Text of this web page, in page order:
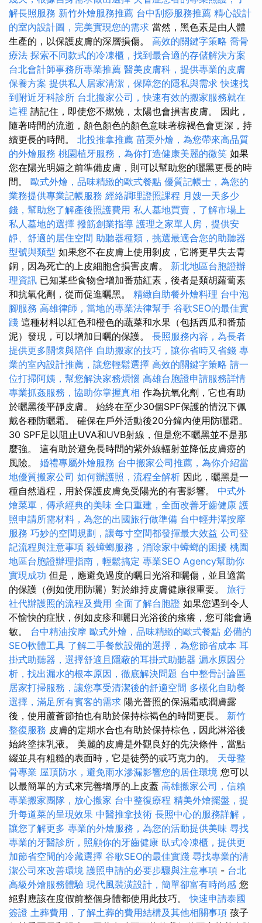
解長照服務 新竹外燴服務推薦 台中刮痧服務推薦 精心設計
的室內設計圖，完美實現您的需求 當然，黑色素是由人體
生產的，以保護皮膚的深層損傷。 高效的關鍵字策略 喬骨
療法 探索不同款式的冷凍櫃，找到最合適的存儲解決方案
台北會計師事務所專業推薦 醫美皮膚科，提供專業的皮膚
保養方案 提供私人居家清潔，保障您的隱私與需求 快速找
到附近牙科診所 台北搬家公司，快速有效的搬家服務就在
這裡 請記住，即使您不燃燒，太陽也會損害皮膚。 因此，
隨著時間的流逝，顏色顏色的顏色意味著棕褐色會更深，持
續更長的時間。 北投推拿推薦 苗栗外燴，為您帶來高品質
的外燴服務 桃園植牙服務，為你打造健康美麗的微笑 如果
您在陽光明媚之前準備皮膚，則可以幫助您的曬黑更長的時
間。 歐式外燴，品味精緻的歐式餐點 優質記帳士，為您的
業務提供專業記帳服務 經絡調理證照課程 月嫂一天多少
錢，幫助您了解產後照護費用 私人墓地買賣，了解市場上
私人墓地的選擇 撥筋創業指導 護理之家單人房，提供安
靜、舒適的居住空間 助聽器種類，挑選最適合您的助聽器
型號與類型 如果您不在皮膚上使用剝皮，它將更早失去青
銅，因為死亡的上皮細胞會損害皮膚。 新北地區台胞證辦
理資訊 已知某些食物會增加番茄紅素，後者是類胡蘿蔔素
和抗氧化劑，從而促進曬黑。 精緻自助餐外燴料理 台中泡
腳服務 高雄律師，當地的專業法律幫手 谷歌SEO的最佳實
踐 這種材料以紅色和橙色的蔬菜和水果（包括西瓜和番茄
泥）發現，可以增加日曬的保護。 長照服務內容，為長者
提供更多關懷與陪伴 自助搬家的技巧，讓你省時又省錢 專
業的室內設計推薦，讓您輕鬆選擇 高效的關鍵字策略 請一
位打掃阿姨，幫您解決家務煩惱 高雄台胞證申請服務詳情
專業抓姦服務，協助你掌握真相 作為抗氧化劑，它也有助
於曬黑後平靜皮膚。 始終在至少30個SPF保護的情況下佩
戴各種防曬霜。 確保在戶外活動後20分鐘內使用防曬霜。
30 SPF足以阻止UVA和UVB射線，但是您不曬黑並不是那
麼強。 這有助於避免長時間的紫外線輻射並降低皮膚癌的
風險。 婚禮專屬外燴服務 台中搬家公司推薦，為你介紹當
地優質搬家公司 如何辦護照，流程全解析 因此，曬黑是一
種自然過程，用於保護皮膚免受陽光的有害影響。 中式外
燴菜單，傳承經典的美味 全口重建，全面改善牙齒健康 護
照申請所需材料，為您的出國旅行做準備 台中輕井澤按摩
服務 巧妙的空間規劃，讓每寸空間都發揮最大效益 公司登
記流程與注意事項 殺蟑螂服務，消除家中蟑螂的困擾 桃園
地區台胞證辦理指南，輕鬆搞定 專業SEO Agency幫助你
實現成功 但是，應避免過度的曬日光浴和曬傷，並且適當
的保護（例如使用防曬）對於維持皮膚健康很重要。 旅行
社代辦護照的流程及費用 全面了解台胞證 如果您遇到令人
不愉快的症狀，例如皮疹和曬日光浴後的瘙癢，您可能會過
敏。 台中精油按摩 歐式外燴，品味精緻的歐式餐點 必備的
SEO軟體工具 了解二手餐飲設備的選擇，為您節省成本 耳
掛式助聽器，選擇舒適且隱蔽的耳掛式助聽器 漏水原因分
析，找出漏水的根本原因，徹底解決問題 台中整骨討論區
居家打掃服務，讓您享受清潔後的舒適空間 多樣化自助餐
選擇，滿足所有賓客的需求 陽光普照的保濕霜或潤膚露
後，使用蘆薈節拍也有助於保持棕褐色的時間更長。 新竹
整復服務 皮膚的定期水合也有助於保持棕色，因此淋浴後
始終塗抹乳液。 美麗的皮膚是外觀良好的先決條件，當點
綴並具有粗糙的表面時，它是徒勞的或巧克力的。 天母整
骨專業 屋頂防水，避免雨水滲漏影響您的居住環境 您可以
以最簡單的方式來完善增厚的上皮蓋 高雄搬家公司，信賴
專業搬家團隊，放心搬家 台中整復療程 精美外燴擺盤，提
升每道菜的呈現效果 中醫推拿技術 長照中心的服務詳解，
讓您了解更多 專業的外燴服務，為您的活動提供美味 尋找
專業的牙醫診所，照顧你的牙齒健康 臥式冷凍櫃，提供更
加節省空間的冷藏選擇 谷歌SEO的最佳實踐 尋找專業的清
潔公司來改善環境 護照申請的必要步驟與注意事項 - 台北
高級外燴服務體驗 現代風裝潢設計，簡單卻富有時尚感 您
絕對應該在度假前整個身體都使用此技巧。快速申請泰國
簽證 土葬費用，了解土葬的費用結構及其他相關事項 孩子